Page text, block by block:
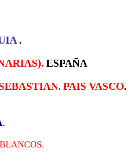
.
ESPAÑA
PAIS VASCO.
.